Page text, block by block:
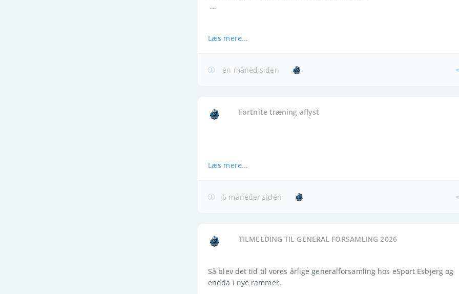
...
Læs mere...
en måned siden
Fortnite træning aflyst
Læs mere...
6 måneder siden
TILMELDING TIL GENERAL FORSAMLING 2026
Så blev det tid til vores årlige generalforsamling hos eSport Esbjerg og
endda i nye rammer.